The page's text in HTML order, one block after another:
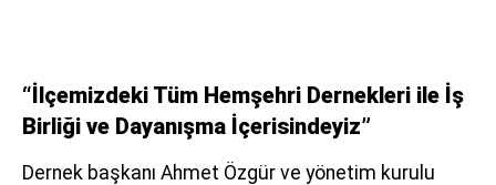
“İlçemizdeki Tüm Hemşehri Dernekleri ile İş
Birliği ve Dayanışma İçerisindeyiz”
Dernek başkanı Ahmet Özgür ve yönetim kurulu